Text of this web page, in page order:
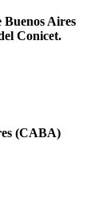
Aires
Conicet.
(CABA)